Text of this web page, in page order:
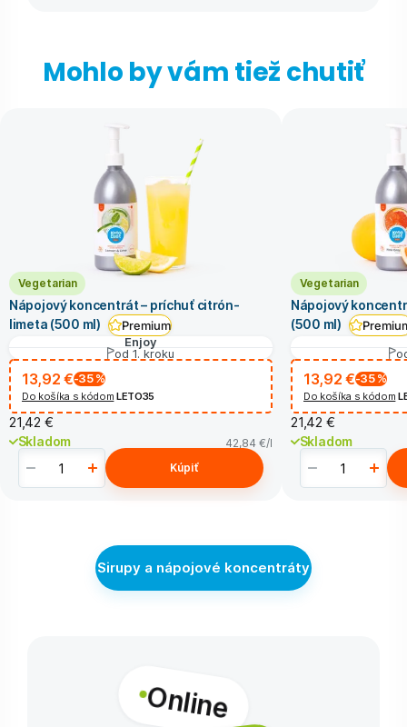
Mohlo by vám tiež chutiť
Vegetarian
Nápojový koncentrát – príchuť citrón-
limeta (500 ml)
Premium
Enjoy
od 1. kroku
13,92 €-35%
Do košíka s kódom LETO35
21,42 €
Skladom 42,84 €/l
Kúpiť
Vegetarian
Nápojový
(500 ml)
13,92 €-35%
Do košíka s kódom
21,42 €
Skladom
Sirupy a nápojové koncentráty
Online